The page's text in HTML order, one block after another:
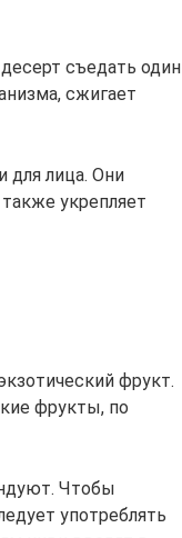
съедать один
сжигает
для лица. Они
укрепляет
фрукт.
фрукты, по
Чтобы
употреблять